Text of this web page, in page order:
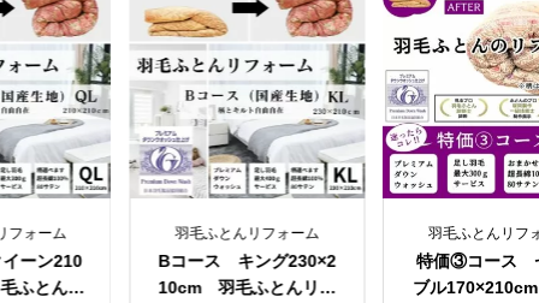
か
せ
柄
個
とんリフォーム
キング230×2
毛ふとんリフ
羽毛ふとんリフォーム
特価③コース セミダ
ブル170×210cm 羽毛
羽毛ふと
特価②コ